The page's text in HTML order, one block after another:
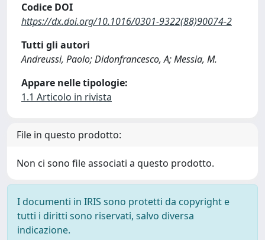
Codice DOI
https://dx.doi.org/10.1016/0301-9322(88)90074-2
Tutti gli autori
Andreussi, Paolo; Didonfrancesco, A; Messia, M.
Appare nelle tipologie:
1.1 Articolo in rivista
File in questo prodotto:
Non ci sono file associati a questo prodotto.
I documenti in IRIS sono protetti da copyright e
tutti i diritti sono riservati, salvo diversa
indicazione.